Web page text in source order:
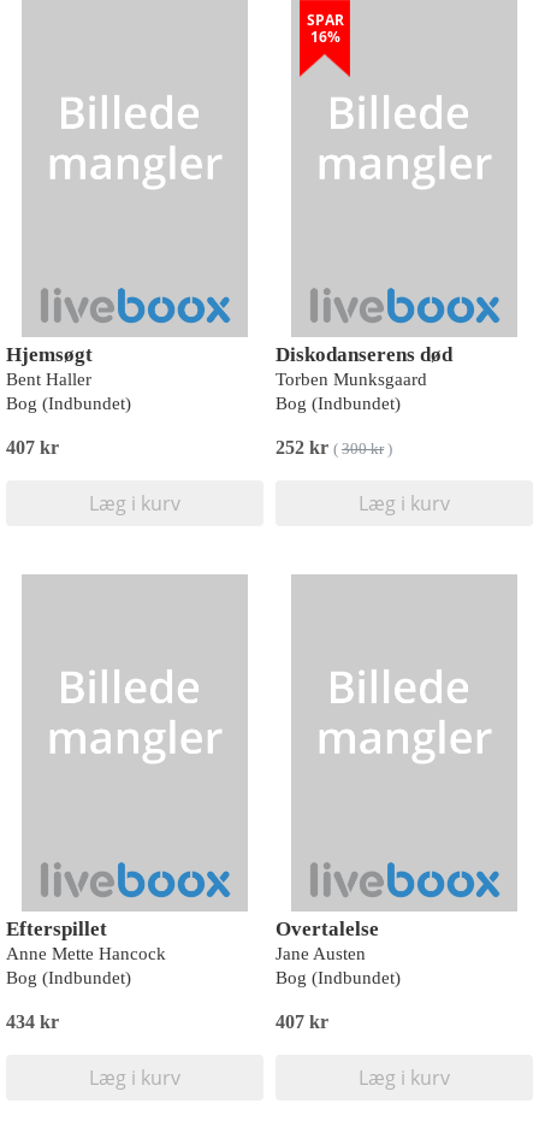
Hjemsøgt
Bent Haller
Bog (Indbundet)
407 kr
Læg i kurv
SPAR
16%
Diskodanserens død
Torben Munksgaard
Bog (Indbundet)
252 kr ( 300 kr)
Læg i kurv
Efterspillet
Anne Mette Hancock
Bog (Indbundet)
434 kr
Læg i kurv
Overtalelse
Jane Austen
Bog (Indbundet)
407 kr
Læg i kurv